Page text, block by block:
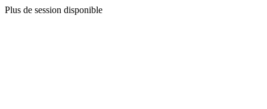
Plus de session disponible